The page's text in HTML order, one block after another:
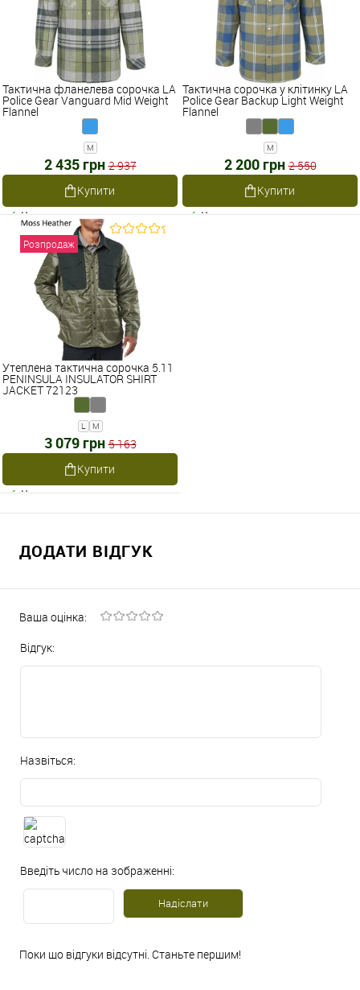
Тактична фланелева сорочка LA
Police Gear Vanguard Mid Weight
Flannel
M
2 435 грн 2 937
Купити
Наявне
Тактична сорочка у клітинку LA
Police Gear Backup Light Weight
Flannel
M
2 200 грн 2 550
Купити
Наявне
Розпродаж
Утеплена тактична сорочка 5.11
PENINSULA INSULATOR SHIRT
JACKET 72123
L M
3 079 грн 5 163
Купити
Наявне
ДОДАТИ ВІДГУК
Ваша оцінка:
Відгук:
Назвіться:
Введіть число на зображенні:
Поки що відгуки відсутні. Станьте першим!